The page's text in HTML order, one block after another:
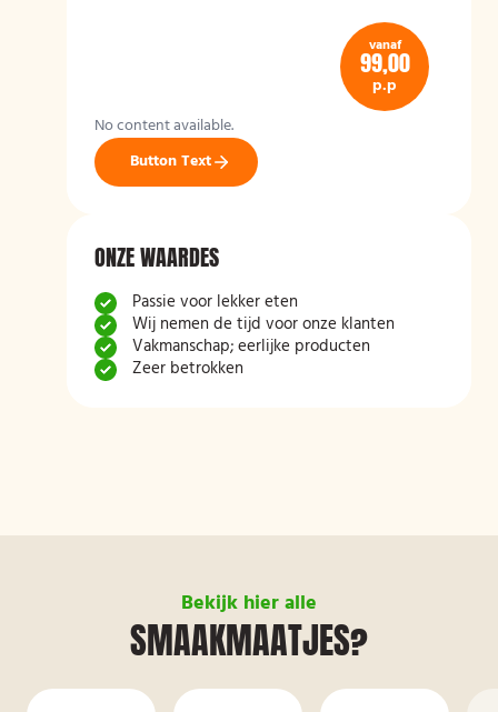
vanaf
99,00
p.p
No content available.
Button Text
ONZE WAARDES
Passie voor lekker eten
Wij nemen de tijd voor onze klanten
Vakmanschap; eerlijke producten
Zeer betrokken
Bekijk hier alle
SMAAKMAATJES?